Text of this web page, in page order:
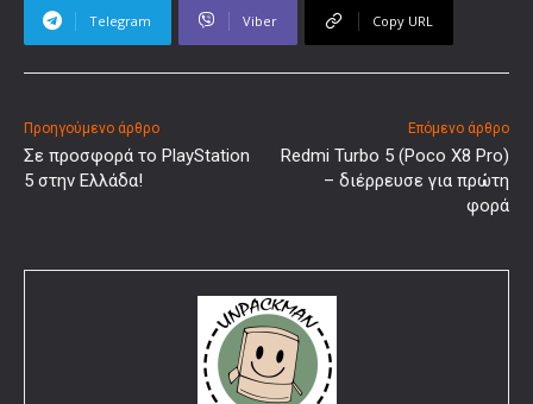
Telegram Viber Copy URL
Προηγούμενο άρθρο
Σε προσφορά το PlayStation
5 στην Ελλάδα!
Επόμενο άρθρο
Redmi Turbo 5 (Poco X8 Pro)
– διέρρευσε για πρώτη
φορά